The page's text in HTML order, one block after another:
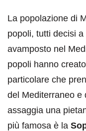
La popolazione di
popoli, tutti decisi
avamposto nel
popoli hanno
particolare che
del Mediterraneo e
assaggia una
più famosa è la